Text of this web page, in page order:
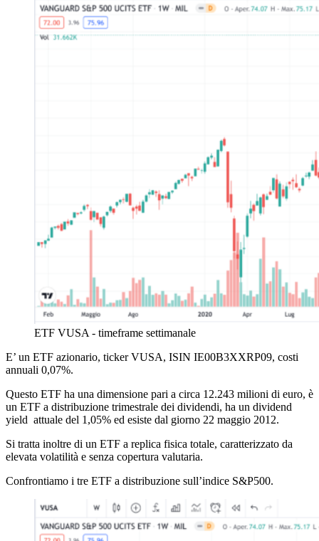
ETF VUSA - timeframe settimanale
E’ un ETF azionario, ticker VUSA, ISIN IE00B3XXRP09, costi
annuali 0,07%.
Questo ETF ha una dimensione pari a circa 12.243 milioni di euro, è
un ETF a distribuzione trimestrale dei dividendi, ha un dividend
yield attuale del 1,05% ed esiste dal giorno 22 maggio 2012.
Si tratta inoltre di un ETF a replica fisica totale, caratterizzato da
elevata volatilità e senza copertura valutaria.
Confrontiamo i tre ETF a distribuzione sull’indice S&P500.